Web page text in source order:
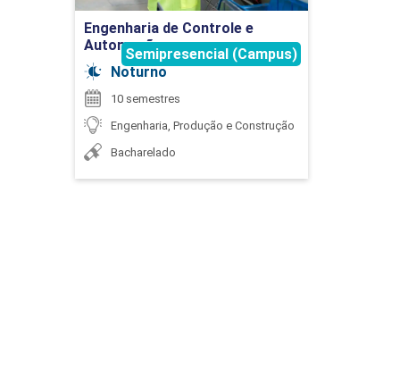
90
FÍSICA
Engenharia de Controle e
Automação
Noturno
Semipresencial (Campus)
10 semestres
Engenharia, Produção e Construção
Bacharelado